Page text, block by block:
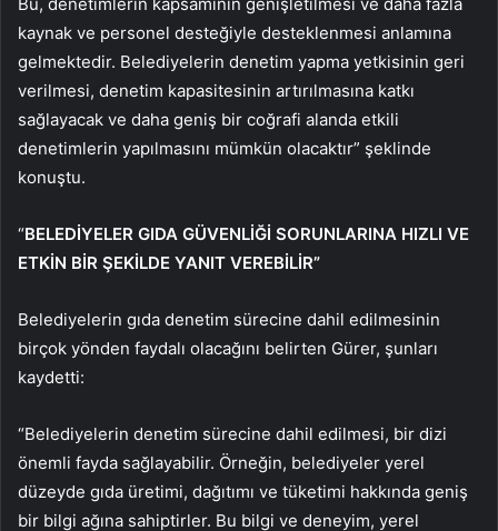
kaynak ve personel desteğiyle desteklenmesi anlamına
gelmektedir. Belediyelerin denetim yapma yetkisinin geri
verilmesi, denetim kapasitesinin artırılmasına katkı
sağlayacak ve daha geniş bir coğrafi alanda etkili
denetimlerin yapılmasını mümkün olacaktır” şeklinde
konuştu.
“BELEDİYELER GIDA GÜVENLİĞİ SORUNLARINA HIZLI VE
ETKİN BİR ŞEKİLDE YANIT VEREBİLİR”
Belediyelerin gıda denetim sürecine dahil edilmesinin
birçok yönden faydalı olacağını belirten Gürer, şunları
kaydetti:
“Belediyelerin denetim sürecine dahil edilmesi, bir dizi
önemli fayda sağlayabilir. Örneğin, belediyeler yerel
düzeyde gıda üretimi, dağıtımı ve tüketimi hakkında geniş
bir bilgi ağına sahiptirler. Bu bilgi ve deneyim, yerel